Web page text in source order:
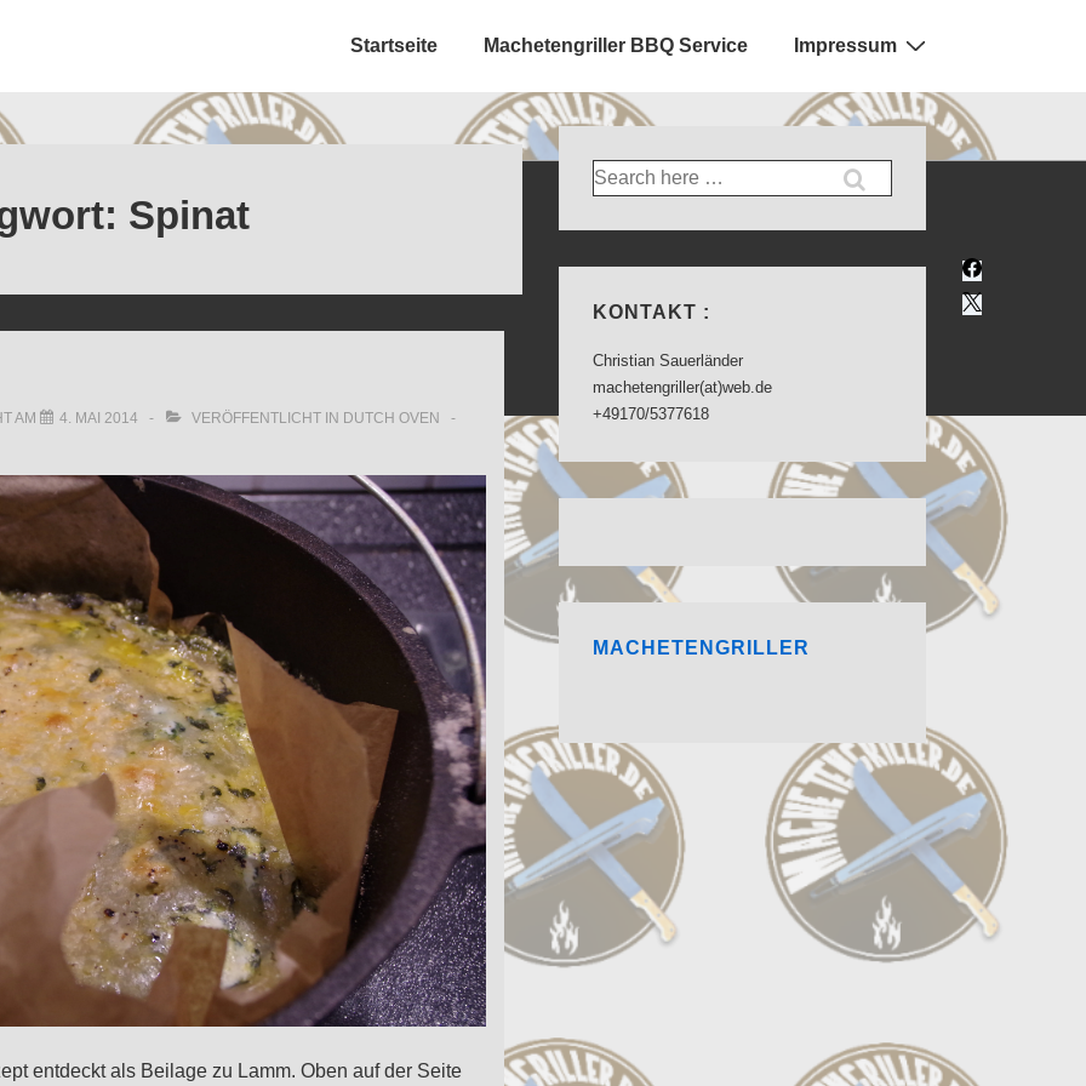
Hauptnavigation
Startseite Machetengriller BBQ Service Impressum
Spinat
AM 4. MAI 2014 VERÖFFENTLICHT IN DUTCH OVEN
entdeckt als Beilage zu Lamm. Oben auf der Seite
Suche
nach:
KONTAKT :
Christian Sauerländer
machetengriller(at)web.de
+49170/5377618
MACHETENGRILLER